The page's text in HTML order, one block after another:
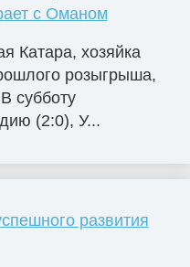
с Оманом
Катара, хозяйка
розыгрыша,
субботу
(2:0), У...
развития